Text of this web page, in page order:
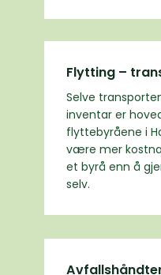
Flytting –
Selve
inventar er
flyttebyråene i
være mer
et byrå enn å
selv.